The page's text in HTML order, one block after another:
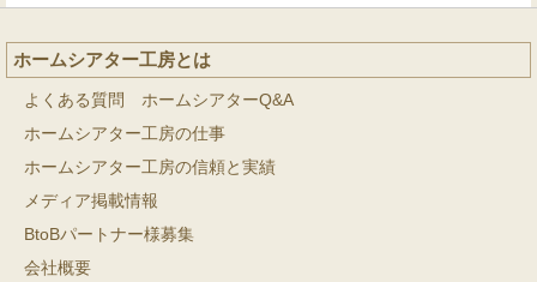
ホームシアター工房とは
よくある質問 ホームシアターQ&A
ホームシアター工房の仕事
ホームシアター工房の信頼と実績
メディア掲載情報
BtoBパートナー様募集
会社概要